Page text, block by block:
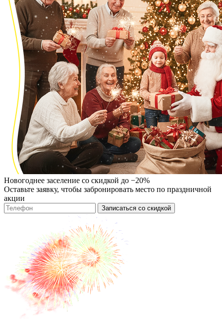
Новогоднее заселение со скидкой до −20%
Оставьте заявку, чтобы забронировать место по праздничной
акции
Записаться со скидкой